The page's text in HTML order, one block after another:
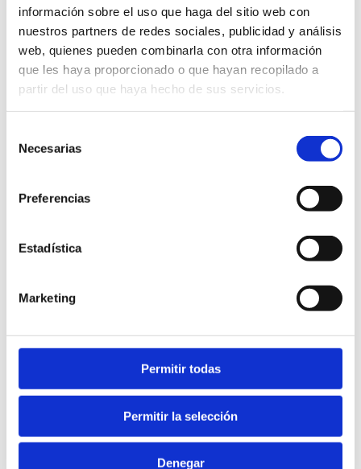
información sobre el uso que haga del sitio web con
nuestros partners de redes sociales, publicidad y análisis
web, quienes pueden combinarla con otra información
que les haya proporcionado o que hayan recopilado a
partir del uso que haya hecho de sus servicios.
Necesarias
Preferencias
Estadística
Marketing
Permitir todas
Permitir la selección
Denegar